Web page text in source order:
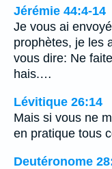
Jérémie 44:4-14
Je vous ai
prophètes, je les
vous dire: Ne
hais.…
Lévitique 26:14
Mais si vous ne
en pratique tous
Deutéronome